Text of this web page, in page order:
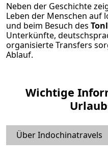
Neben der Geschichte
Leben der Menschen auf
und beim Besuch des
Unterkünfte,
organisierte Transfers
Ablauf.
Wichtige
Über Indochinatravels